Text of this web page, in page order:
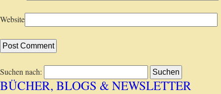
Website
Suchen nach:
BÜCHER, BLOGS & NEWSLETTER